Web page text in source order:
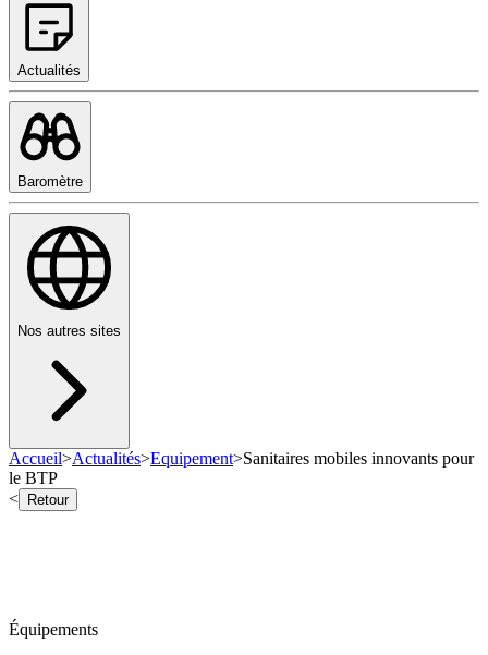
Actualités
Baromètre
Nos autres sites
Accueil>Actualités>Equipement>Sanitaires mobiles innovants pour
le BTP
<
Retour
Équipements